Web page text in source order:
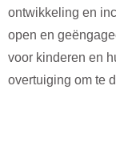
ontwikkeling en
open en
voor kinderen en
overtuiging om te